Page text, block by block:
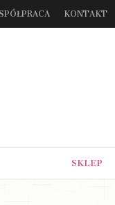
KONTAKT
SKLEP